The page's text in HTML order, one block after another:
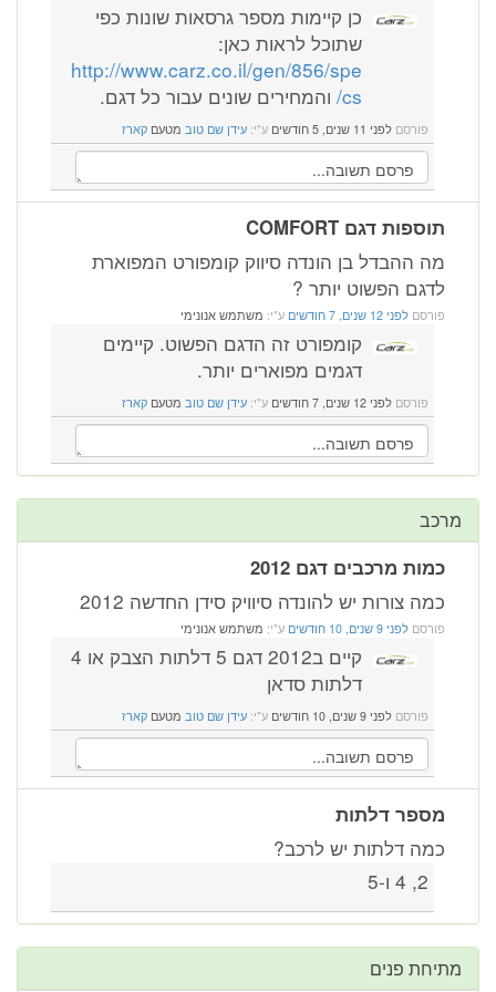
כן קיימות מספר גרסאות שונות כפי
שתוכל לראות כאן:
http://www.carz.co.il/gen/856/spe
cs/ והמחירים שונים עבור כל דגם.
פורסם לפני 11 שנים, 5 חודשים ע"י: עידן שם טוב מטעם קארז
תוספות דגם COMFORT
מה ההבדל בן הונדה סיווק קומפורט המפוארת
לדגם הפשוט יותר ?
פורסם לפני 12 שנים, 7 חודשים ע"י: משתמש אנונימי
קומפורט זה הדגם הפשוט. קיימים
דגמים מפוארים יותר.
פורסם לפני 12 שנים, 7 חודשים ע"י: עידן שם טוב מטעם קארז
מרכב
כמות מרכבים דגם 2012
כמה צורות יש להונדה סיוויק סידן החדשה 2012
פורסם לפני 9 שנים, 10 חודשים ע"י: משתמש אנונימי
קיים ב2012 דגם 5 דלתות הצבק או 4
דלתות סדאן
פורסם לפני 9 שנים, 10 חודשים ע"י: עידן שם טוב מטעם קארז
מספר דלתות
כמה דלתות יש לרכב?
2, 4 ו-5
מתיחת פנים